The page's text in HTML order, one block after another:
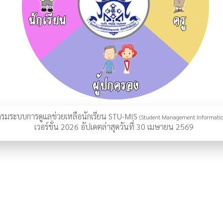
มระบบการดูแลช่วยเหลือนักเรียน STU-MIS (Student Management
เวอร์ชั่น 2026 อัปเดตล่าสุดวันที่ 30 เมษายน 2569